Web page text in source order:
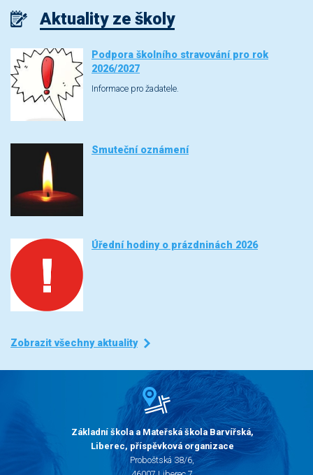
Aktuality ze školy
Podpora školního stravování pro rok
2026/2027
Informace pro žadatele.
Smuteční oznámení
Úřední hodiny o prázdninách 2026
Zobrazit všechny aktuality
Základní škola a Mateřská škola Barvířská,
Liberec, příspěvková organizace
Proboštská 38/6,